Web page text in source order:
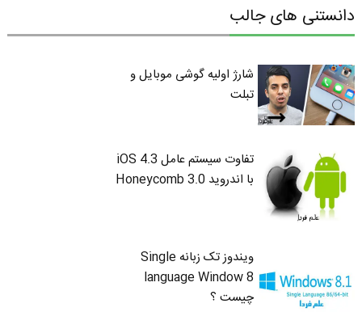
دانستنی های جالب
شارژ اولیه گوشی موبایل و
تبلت
تفاوت سیستم عامل iOS 4.3
با اندروید 3.0 Honeycomb
ویندوز تک زبانه Single
language Window 8
چیست ؟